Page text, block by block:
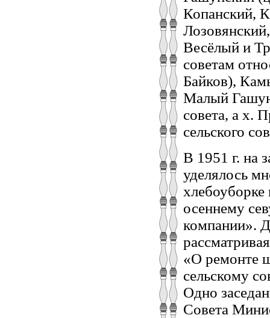
Копанский,
Весёлый и
советам
Байков),
Малый Гашун
совета, а х.
сельского
В 1951 г. на
уделялось
хлебоуборке
осеннему
компании».
«О ремонте
сельскому
Одно
Совета